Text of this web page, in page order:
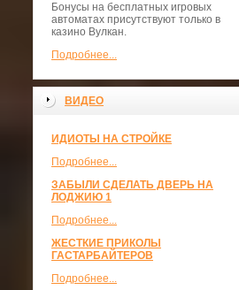
Бонусы на бесплатных игровых
автоматах присутствуют только в
казино Вулкан.
Подробнее...
ВИДЕО
ИДИОТЫ НА СТРОЙКЕ
Подробнее...
ЗАБЫЛИ СДЕЛАТЬ ДВЕРЬ НА
ЛОДЖИЮ 1
Подробнее...
ЖЕСТКИЕ ПРИКОЛЫ
ГАСТАРБАЙТЕРОВ
Подробнее...